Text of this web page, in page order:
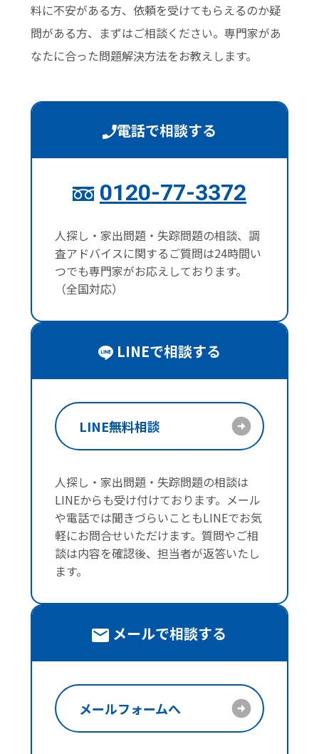
料に不安がある方、依頼を受けてもらえるのか疑
問がある方、まずはご相談ください。専門家があ
なたに合った問題解決方法をお教えします。
電話で相談する
0120-77-3372
人探し・家出問題・失踪問題の相談、調
査アドバイスに関するご質問は24時間い
つでも専門家がお応えしております。
（全国対応）
LINEで相談する
LINE無料相談
人探し・家出問題・失踪問題の相談は
LINEからも受け付けております。メール
や電話では聞きづらいこともLINEでお気
軽にお問合せいただけます。質問やご相
談は内容を確認後、担当者が返答いたし
ます。
メールで相談する
メールフォームへ